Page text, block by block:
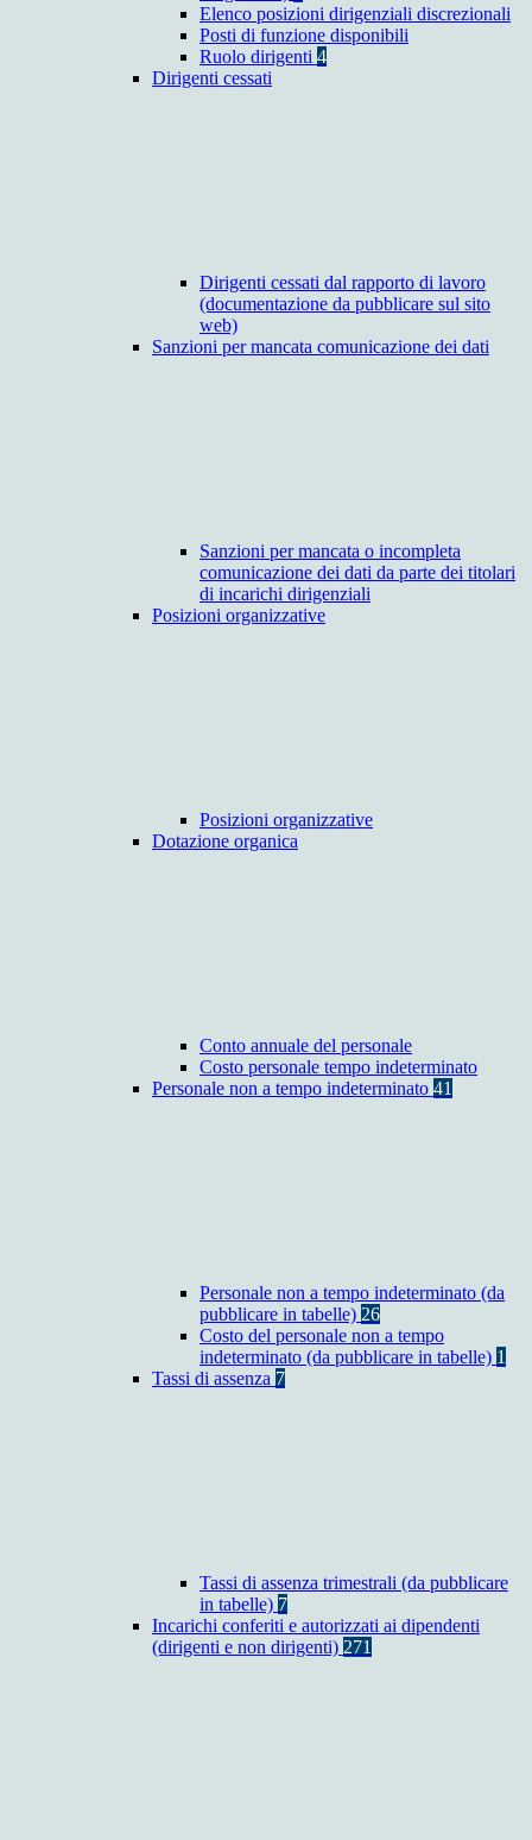
Elenco posizioni dirigenziali discrezionali
Posti di funzione disponibili
Ruolo dirigenti 4
Dirigenti cessati
Dirigenti cessati dal rapporto di lavoro
(documentazione da pubblicare sul sito
web)
Sanzioni per mancata comunicazione dei dati
Sanzioni per mancata o incompleta
comunicazione dei dati da parte dei titolari
di incarichi dirigenziali
Posizioni organizzative
Posizioni organizzative
Dotazione organica
Conto annuale del personale
Costo personale tempo indeterminato
Personale non a tempo indeterminato 41
Personale non a tempo indeterminato (da
pubblicare in tabelle) 26
Costo del personale non a tempo
indeterminato (da pubblicare in tabelle) 1
Tassi di assenza 7
Tassi di assenza trimestrali (da pubblicare
in tabelle) 7
Incarichi conferiti e autorizzati ai dipendenti
(dirigenti e non dirigenti) 271